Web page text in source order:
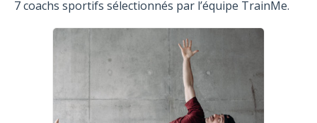
7 coachs sportifs sélectionnés par l’équipe TrainMe.